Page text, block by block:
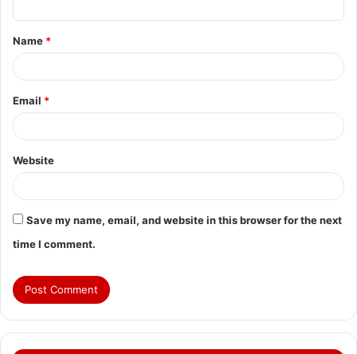
t
*
Name *
Email *
Website
Save my name, email, and website in this browser for the next
time I comment.